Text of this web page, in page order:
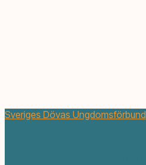
Sveriges Dövas Ungdomsförbund